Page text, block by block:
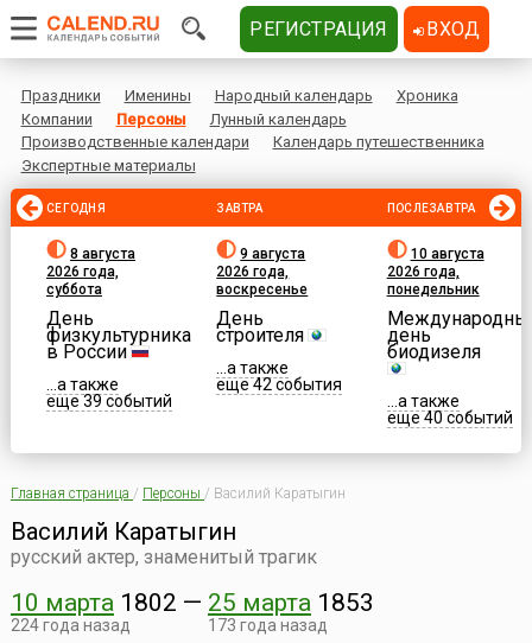
Праздники Именины Народный календарь
Хроника
Компании
Персоны
Лунный календарь
Производственные календари
Календарь путешественника
Экспертные материалы
СЕГОДНЯ
8 августа
2026 года,
суббота
День
физкультурника
в России
...а также
еще 39 событий
ЗАВТРА
9 августа
2026 года,
воскресенье
День
строителя
...а также
еще 42 события
ПОСЛЕЗАВТРА
10 августа
2026 года,
понедельник
день
биодизеля
...а также
еще 40 событий
Главная страница / Персоны / Василий Каратыгин
Василий Каратыгин
русский актер, знаменитый трагик
10 марта1802
224 года назад
— 25 марта1853
173 года назад
РЕГИСТРАЦИЯ ВХОД